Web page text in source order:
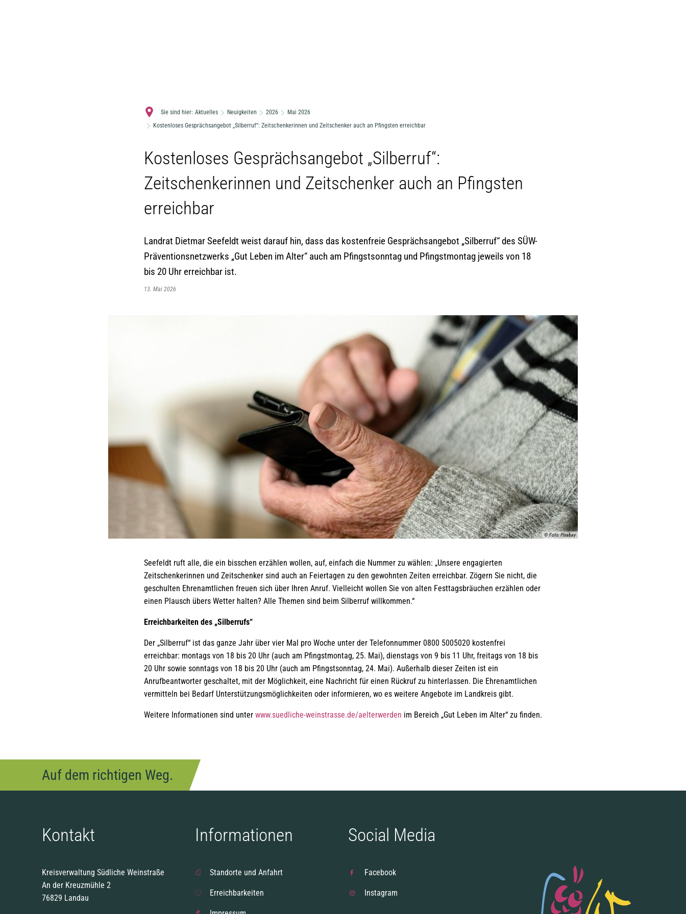
Sie sind hier: Aktuelles Neuigkeiten 2026
Mai 2026
Kostenloses Gesprächsangebot „Silberruf“: Zeitschenkerinnen und Zeitschenker auch an Pfingsten erreichbar
Kostenloses Gesprächsangebot „Silberruf“:
Zeitschenkerinnen und Zeitschenker auch an Pfingsten
erreichbar
Landrat Dietmar Seefeldt weist darauf hin, dass das kostenfreie Gesprächsangebot „Silberruf“ des SÜW-
Präventionsnetzwerks „Gut Leben im Alter“ auch am Pfingstsonntag und Pfingstmontag jeweils von 18
bis 20 Uhr erreichbar ist.
13. Mai 2026
© Foto: Pixabay
Seefeldt ruft alle, die ein bisschen erzählen wollen, auf, einfach die Nummer zu wählen: „Unsere engagierten
Zeitschenkerinnen und Zeitschenker sind auch an Feiertagen zu den gewohnten Zeiten erreichbar. Zögern Sie nicht, die
geschulten Ehrenamtlichen freuen sich über Ihren Anruf. Vielleicht wollen Sie von alten Festtagsbräuchen erzählen oder
einen Plausch übers Wetter halten? Alle Themen sind beim Silberruf willkommen.“
Erreichbarkeiten des „Silberrufs“
Der „Silberruf“ ist das ganze Jahr über vier Mal pro Woche unter der Telefonnummer 0800 5005020 kostenfrei
erreichbar: montags von 18 bis 20 Uhr (auch am Pfingstmontag, 25. Mai), dienstags von 9 bis 11 Uhr, freitags von 18 bis
20 Uhr sowie sonntags von 18 bis 20 Uhr (auch am Pfingstsonntag, 24. Mai). Außerhalb dieser Zeiten ist ein
Anrufbeantworter geschaltet, mit der Möglichkeit, eine Nachricht für einen Rückruf zu hinterlassen. Die Ehrenamtlichen
vermitteln bei Bedarf Unterstützungsmöglichkeiten oder informieren, wo es weitere Angebote im Landkreis gibt.
Weitere Informationen sind unter www.suedliche-weinstrasse.de/aelterwerden im Bereich „Gut Leben im Alter“ zu finden.
Auf dem richtigen Weg.
Kontakt
Kreisverwaltung Südliche Weinstraße
An der Kreuzmühle 2
76829 Landau
Informationen
Standorte und Anfahrt
Erreichbarkeiten
Social Media
Facebook
Instagram